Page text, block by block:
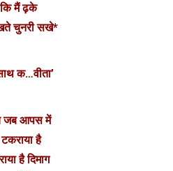
मैं ढ़के
चुनरी सखे*
क…वीता’
जब आपस में
है
है दिमाग